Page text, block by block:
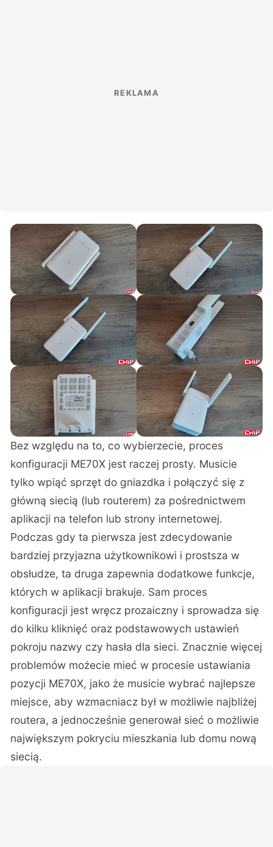
Bez względu na to, co wybierzecie, proces
konfiguracji ME70X jest raczej prosty. Musicie
tylko wpiąć sprzęt do gniazdka i połączyć się z
główną siecią (lub routerem) za pośrednictwem
aplikacji na telefon lub strony internetowej.
Podczas gdy ta pierwsza jest zdecydowanie
bardziej przyjazna użytkownikowi i prostsza w
obsłudze, ta druga zapewnia dodatkowe funkcje,
których w aplikacji brakuje. Sam proces
konfiguracji jest wręcz prozaiczny i sprowadza się
do kilku kliknięć oraz podstawowych ustawień
pokroju nazwy czy hasła dla sieci. Znacznie więcej
problemów możecie mieć w procesie ustawiania
pozycji ME70X, jako że musicie wybrać najlepsze
miejsce, aby wzmacniacz był w możliwie najbliżej
routera, a jednocześnie generował sieć o możliwie
największym pokryciu mieszkania lub domu nową
siecią.